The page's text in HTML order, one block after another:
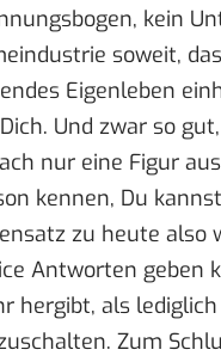
kein
soweit,
Eigenleben
Und zwar so
nur eine Figur
kennen, Du
zu heute also
Antworten geben
hergibt, als
Zum